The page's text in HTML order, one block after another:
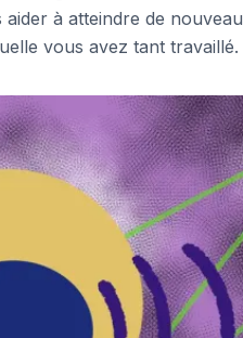
à atteindre de
vous avez tant travaillé.